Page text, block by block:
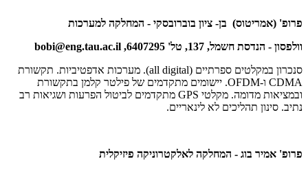
פרופ' (אמריטוס) בן- ציון בוברובסקי - המחלקה למערכות
וולפסון - הנדסת חשמל, 137, טל' 6407295,
bobi@eng.tau.ac.il
סנכרון במקלטים ספרתיים (all digital). מערכות אדפטיביות. תקשורת
CDMA ו‑OFDM. יישומים מתקדמים של פילטר קלמן בתקשורת
ובמציאות מדומה. מקלטי GPS מתקדמים לביטול הפרעות ושגיאות רב
נתיב. סינון תהליכים לא לינאריים.
פרופ' אמיר בוג - המחלקה לאלקטרוניקה פיזיקלית